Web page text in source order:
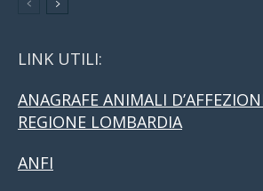
LINK UTILI:
ANAGRAFE ANIMALI
REGIONE LOMBARDIA
ANFI